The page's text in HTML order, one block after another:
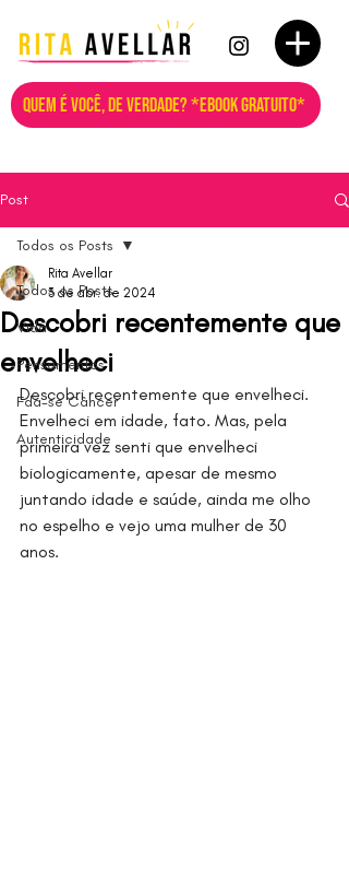
QUEM É VOCÊ, DE VERDADE? *EBOOK GRATUITO*
Post
Todos os Posts
Vida
Pensamentos
Fda-se Câncer
Autenticidade
Todos os Posts
Descobri recentemente que
envelheci
Rita Avellar
3 de abr. de 2024
Descobri recentemente que envelheci.
Envelheci em idade, fato. Mas, pela
primeira vez senti que envelheci
biologicamente, apesar de mesmo
juntando idade e saúde, ainda me olho
no espelho e vejo uma mulher de 30
anos.